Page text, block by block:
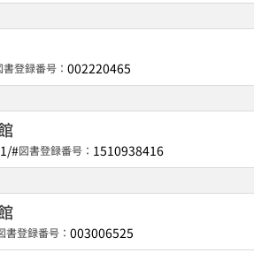
書登録番号： 002220465
#図書登録番号： 1510938416
書登録番号： 003006525